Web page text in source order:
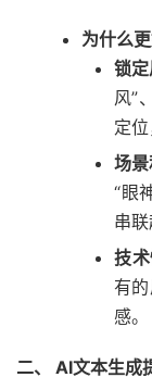
为什么更
锁
风”
定
场
“眼
串
技
有
感。
二、 AI文本生成